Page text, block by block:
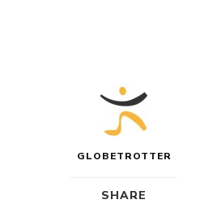
GLOBETROTTER
SHARE